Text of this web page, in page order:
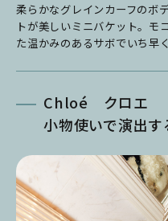
柔らかなグレインカーフのボ
トが美しいミニバケット。モ
た温かみのあるサボでいち早
Chloé クロエ
小物使いで演出